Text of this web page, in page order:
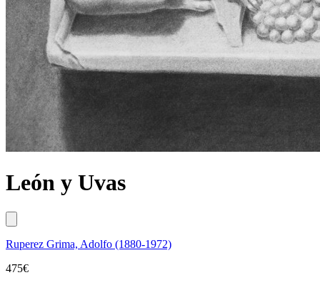
León y Uvas
Ruperez Grima, Adolfo (1880-1972)
475€